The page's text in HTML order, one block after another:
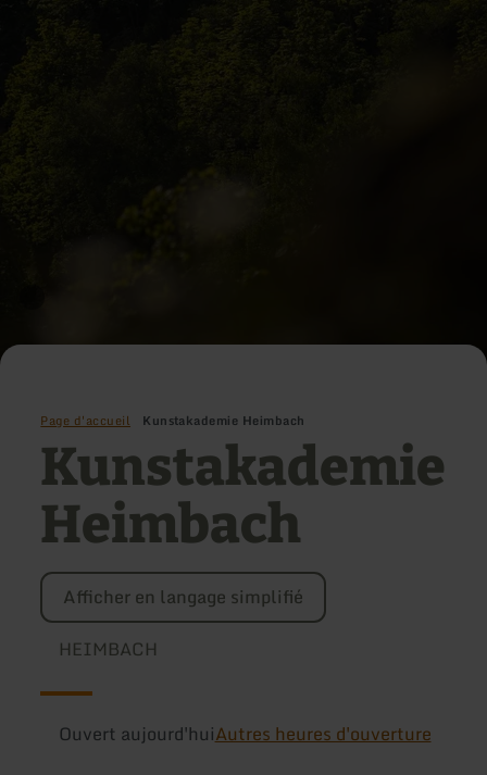
Page d'accueil Kunstakademie Heimbach
Kunstakademie
Heimbach
Afficher en langage simplifié
HEIMBACH
Ouvert aujourd'huiAutres heures d'ouverture